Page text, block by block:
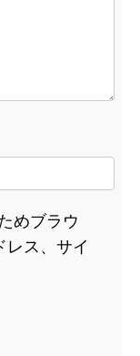
めブラウ
レス、サイ